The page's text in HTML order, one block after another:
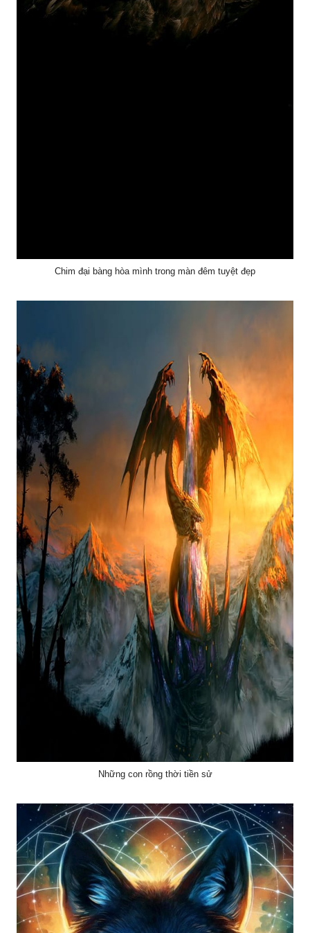
Chim đại bàng hòa mình trong màn đêm tuyệt đẹp
Những con rồng thời tiền sử